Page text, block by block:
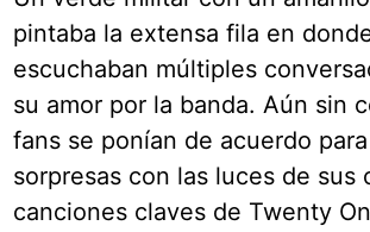
pintaba la extensa fila en
escuchaban múltiples
su amor por la banda. Aún sin
fans se ponían de acuerdo
sorpresas con las luces de sus
canciones claves de Twenty